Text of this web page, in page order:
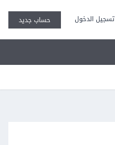
تسجيل الدخول حساب جديد